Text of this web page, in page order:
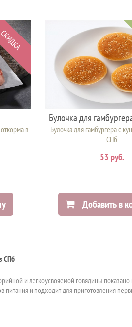
в
Булочка для
Булочка для гамбургера с
СПб
53 руб.
Добавить в
СПб
и легкоусвояемой говядины
питания и подходит для приготовления